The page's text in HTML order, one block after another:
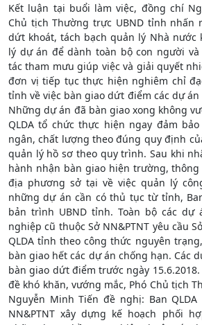
Kết luận tại buổi làm việc, đồng chí
Chủ tịch Thường trực UBND tỉnh nhấn
dứt khoát, tách bạch quản lý Nhà nước
lý dự án để dành toàn bộ con người
tác tham mưu giúp việc và giải quyết
đơn vị tiếp tục thực hiện nghiêm chỉ
tỉnh về việc bàn giao dứt điểm các dự án
Những dự án đã bàn giao xong không
QLDA tổ chức thực hiện ngay đảm
ngân, chất lượng theo đúng quy định
quản lý hồ sơ theo quy trình. Sau khi
hành nhận bàn giao hiện trường,
địa phương sở tại về việc quản lý
những dự án cần có thủ tục từ tỉnh,
bản trình UBND tỉnh. Toàn bộ các dự
nghiệp cũ thuộc Sở NN&PTNT yêu cầu
QLDA tỉnh theo công thức nguyên
bàn giao hết các dự án chống hạn. Các
bàn giao dứt điểm trước ngày
đề khó khăn, vướng mắc, Phó Chủ tịch
Nguyễn Minh Tiến đề nghị: Ban
NN&PTNT xây dựng kế hoạch phối